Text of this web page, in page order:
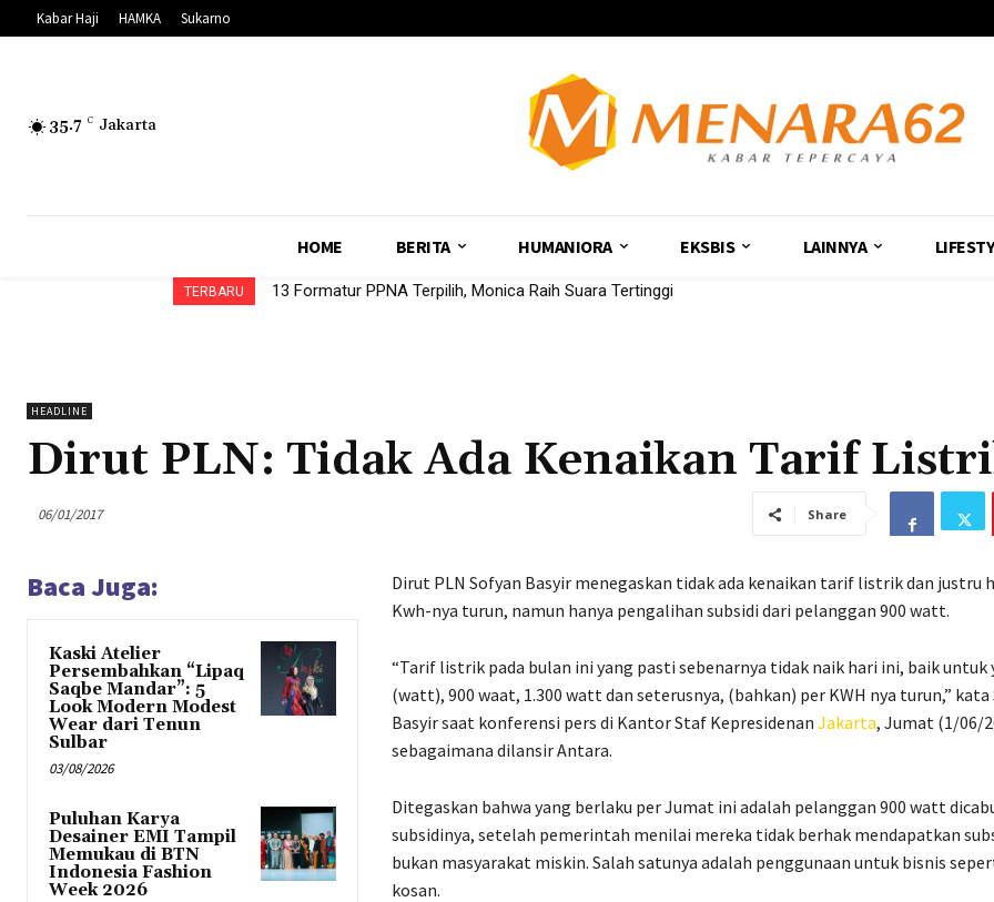
Kabar Haji HAMKA Sukarno
35.7 C Jakarta
HOME BERITA HUMANIORA EKSBIS LAINNYA
TERBARU 13 Formatur PPNA Terpilih, Monica Raih Suara Tertinggi
HEADLINE
Dirut PLN: Tidak Ada Kenaikan Tarif
06/01/2017 Share
Baca Juga:
Kaski Atelier
Persembahkan “Lipaq
Saqbe Mandar”: 5
Look Modern Modest
Wear dari Tenun
Sulbar
03/08/2026
Puluhan Karya
Desainer EMI Tampil
Memukau di BTN
Indonesia Fashion
Week 2026
Dirut PLN Sofyan Basyir menegaskan tidak ada kenaikan tarif listrik dan justru
Kwh-nya turun, namun hanya pengalihan subsidi dari pelanggan 900 watt.
“Tarif listrik pada bulan ini yang pasti sebenarnya tidak naik hari ini, baik untuk
(watt), 900 waat, 1.300 watt dan seterusnya, (bahkan) per KWH nya turun,” kata
Basyir saat konferensi pers di Kantor Staf Kepresidenan Jakarta, Jumat (1/06/
sebagaimana dilansir Antara.
Ditegaskan bahwa yang berlaku per Jumat ini adalah pelanggan 900 watt
subsidinya, setelah pemerintah menilai mereka tidak berhak mendapatkan
bukan masyarakat miskin. Salah satunya adalah penggunaan untuk bisnis
kosan.